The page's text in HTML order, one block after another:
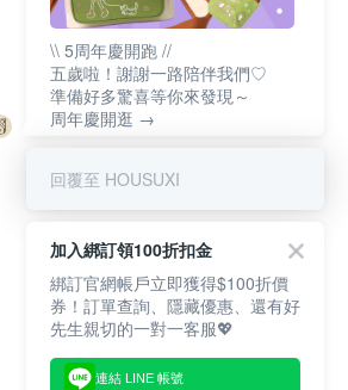
\\ 5周年慶開跑 //
五歲啦！謝謝一路陪伴我們♡
準備好多驚喜等你來發現～
周年慶開逛 →
回覆至 HOUSUXI
加入綁訂領100折扣金
綁訂官網帳戶立即獲得$100折價
券！訂單查詢、隱藏優惠、還有好
先生親切的一對一客服💖
連結 LINE 帳號